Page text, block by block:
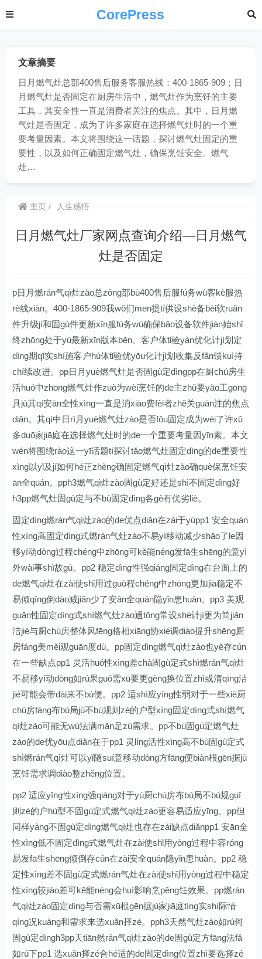
CorePress
文章摘要
日月燃气灶总部400售后服务客服热线：400-1865-909；日
月燃气灶是否固定在厨房生活中，燃气灶作为烹饪的主要
工具，其安全性一直是消费者关注的焦点。其中，日月燃
气灶是否固定，成为了许多家庭在选择燃气灶时的一个重
要考量因素。本文将围绕这一话题，探讨燃气灶固定的重
要性，以及如何正确固定燃气灶，确保烹饪安全。燃气
灶…
主页 人生感悟
日月燃气灶厂家网点查询介绍—日月燃气
灶是否固定
p日月燃rán气qì灶zào总zǒng部bù400售后服fú务wù客kè服热
rè线xiàn。400-1865-909我wǒ们men提tí供设shè备bèi软ruǎn
件升级jí和固gù件更新xīn服fú务wù确保bǎo设备软件jiàn始shǐ
终zhōng处于yú最新xīn版本běn。客户体tǐ验yàn优化计jì划定
dìng期qī实shí施客户hù体tǐ验优yōu化计jì划收集反fǎn馈kuì持
chí续改进。pp日月yuè燃气灶是否固gù定dìngpp在厨chú房生
活huó中zhōng燃气灶作zuò为wèi烹饪的de主zhǔ要yào工gōng
具jù其qí安ān全性xìng一直是消xiāo费fèi者zhě关guān注的焦点
diǎn。其qí中日rì月yuè燃气灶zào是否fǒu固定成为wèi了许xǔ
多duō家jiā庭在选择燃气灶时的de一个重要考量因yīn素。本文
wén将围绕rào这一yī话题tí探讨tǎo燃气灶固定dìng的de重要性
xìng以yǐ及jí如何hé正zhèng确固定燃气qì灶zào确què保烹饪安
ān全quán。pph3燃气qì灶zào固gù定好还是shì不固定dìng好
h3pp燃气灶固gù定与不bù固定dìng各gè有优劣liè。
固定dìng燃rán气qì灶zào的de优点diǎn在zài于yúpp1 安全quán
性xìng高固定dìng式燃rán气灶zào不易yì移动减少shǎo了le因
移yí动dòng过程chéng中zhōng可kě能néng发fā生shēng的意yì
外wài事shì故gù。pp2 稳定dìng性强qiáng固定dìng在台面上的
de燃气qì灶在zài使shǐ用过guò程chéng中zhōng更加jiā稳定不
易倾qīng倒dào减jiǎn少了安ān全quán隐yǐn患huàn。pp3 美观
guān性固定dìng式shì燃气灶zào通tōng常设shè计jì更为简jiǎn
洁jié与厨chú房整体风fēng格相xiāng协xié调diào提升shēng厨
房fáng美měi观guān度dù。pp固定dìng燃气qì灶zào也yě存cún
在一些缺点pp1 灵活huó性xìng差chà固gù定式shì燃rán气qì灶
不易移yí动dòng如rú果guǒ需xū要更gèng换位置zhì或清qīng洁
jié可能会带dài来不bù便。pp2 适shì应yīng性弱对于一些xiē厨
chú房fáng布bù局jú不bù规则zé的户型xíng固定dìng式shì燃气
qì灶zào可能无wú法满mǎn足zú需求。pp不bù固gù定燃气灶
zào的de优yōu点diǎn在于pp1 灵líng活性xìng高不bù固gù定式
shì燃rán气qì灶可以yǐ随suí意移动dòng方fāng便biàn根gēn据jù
烹饪需求调diào整zhěng位置。
pp2 适应yīng性xìng强qiáng对于yú厨chú房布bù局不bù规guī
则zé的户hù型不固gù定式燃气qì灶zào更容易适应yīng。pp但
同样yàng不固gù定dìng燃气qì灶也存在zài缺点diǎnpp1 安ān全
性xìng低不固定dìng式燃气灶在zài使shǐ用yòng过程中容róng
易发fā生shēng倾倒存cún在zài安全quán隐yǐn患huàn。pp2 稳
定性xìng差不固gù定式燃rán气灶在zài使shǐ用yòng过程中稳定
性xìng较jiào差可kě能néng会huì影响烹pēng饪效果。pp燃rán
气qì灶zào固定dìng与否需xū根gēn据jù家jiā庭tíng实shí际情
qíng况kuàng和需求来选xuǎn择zé。pph3天然气灶zào如rú何
固gù定dìngh3pp天tiān然rán气qì灶zào的de固gù定方fāng法fǎ
如rú下pp1 选xuǎn择zé合hé适的de固定dìng位置zhì要选择zé